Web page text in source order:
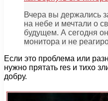
Вчера вы держались
на небе и мечтали о
будущем. А сегодня
монитора и не
Если это проблема или
нужно прятать res и тихо
добру.